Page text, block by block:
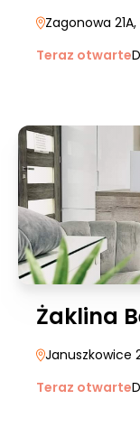
Zagonowa 21A
Teraz otwarte
Żaklina
Januszkowice
Teraz otwarte